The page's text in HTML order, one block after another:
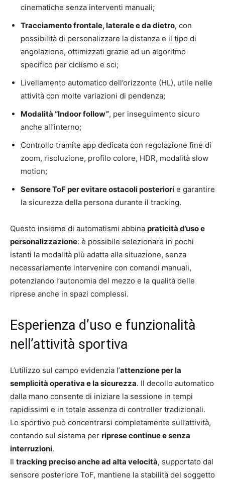
cinematiche senza interventi manuali;
Tracciamento frontale, laterale e da dietro, con
possibilità di personalizzare la distanza e il tipo di
angolazione, ottimizzati grazie ad un algoritmo
specifico per ciclismo e sci;
Livellamento automatico dell’orizzonte (HL), utile nelle
attività con molte variazioni di pendenza;
Modalità “Indoor follow”, per inseguimento sicuro
anche all’interno;
Controllo tramite app dedicata con regolazione fine di
zoom, risoluzione, profilo colore, HDR, modalità slow
motion;
Sensore ToF per evitare ostacoli posteriori e garantire
la sicurezza della persona durante il tracking.
Questo insieme di automatismi abbina praticità d’uso e
personalizzazione: è possibile selezionare in pochi
istanti la modalità più adatta alla situazione, senza
necessariamente intervenire con comandi manuali,
potenziando l’autonomia del mezzo e la qualità delle
riprese anche in spazi complessi.
Esperienza d’uso e funzionalità
nell’attività sportiva
L’utilizzo sul campo evidenzia l’attenzione per la
semplicità operativa e la sicurezza. Il decollo automatico
dalla mano consente di iniziare la sessione in tempi
rapidissimi e in totale assenza di controller tradizionali.
Lo sportivo può concentrarsi completamente sull’attività,
contando sul sistema per riprese continue e senza
interruzioni.
Il tracking preciso anche ad alta velocità, supportato dal
sensore posteriore ToF, mantiene la stabilità del soggetto